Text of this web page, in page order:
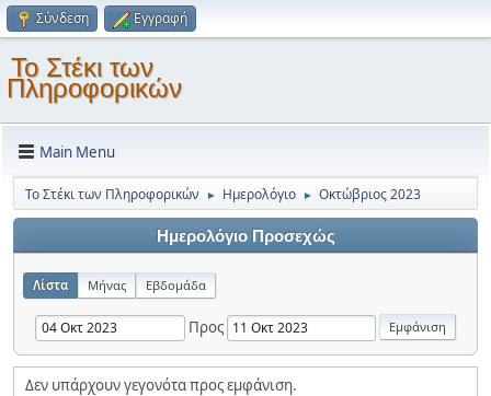
Σύνδεση Εγγραφή
Το Στέκι των
Πληροφορικών
Main Menu
Το Στέκι των Πληροφορικών ► Ημερολόγιο ► Οκτώβριος 2023
Ημερολόγιο Προσεχώς
Λίστα Μήνας Εβδομάδα
Προς
Δεν υπάρχουν γεγονότα προς εμφάνιση.